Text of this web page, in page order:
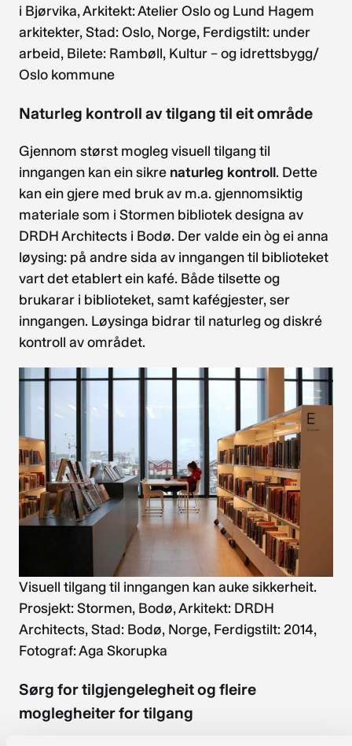
i Bjørvika, Arkitekt: Atelier Oslo og Lund Hagem
arkitekter, Stad: Oslo, Norge, Ferdigstilt: under
arbeid, Bilete: Rambøll, Kultur – og idrettsbygg/
Oslo kommune
Naturleg kontroll av tilgang til eit område
Gjennom størst mogleg visuell tilgang til
inngangen kan ein sikre naturleg kontroll. Dette
kan ein gjere med bruk av m.a. gjennomsiktig
materiale som i Stormen bibliotek designa av
DRDH Architects i Bodø. Der valde ein òg ei anna
løysing: på andre sida av inngangen til biblioteket
vart det etablert ein kafé. Både tilsette og
brukarar i biblioteket, samt kafégjester, ser
inngangen. Løysinga bidrar til naturleg og diskré
kontroll av området.
Visuell tilgang til inngangen kan auke sikkerheit.
Prosjekt: Stormen, Bodø, Arkitekt: DRDH
Architects, Stad: Bodø, Norge, Ferdigstilt: 2014,
Fotograf: Aga Skorupka
Sørg for tilgjengelegheit og fleire
moglegheiter for tilgang